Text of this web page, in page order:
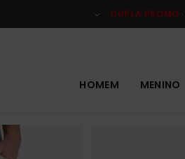
DUPLA PROMO
HOMEM MENINO